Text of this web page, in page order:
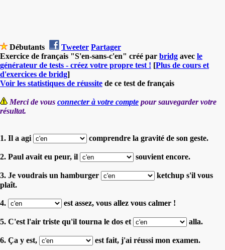
Débutants Tweeter Partager
Exercice de français "S'en-sans-c'en" créé par bridg avec le
générateur de tests - créez votre propre test ! [Plus de cours et
d'exercices de bridg]
Voir les statistiques de réussite de ce test de français
Merci de vous connecter à votre compte pour sauvegarder votre
résultat.
1. Il a agi comprendre la gravité de son geste.
2. Paul avait eu peur, il souvient encore.
3. Je voudrais un hamburger
ketchup s'il vous
plaît.
4. est assez, vous allez vous calmer !
5. C'est l'air triste qu'il tourna le dos et alla.
6. Ça y est, est fait, j'ai réussi mon examen.